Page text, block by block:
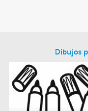
Dibujos